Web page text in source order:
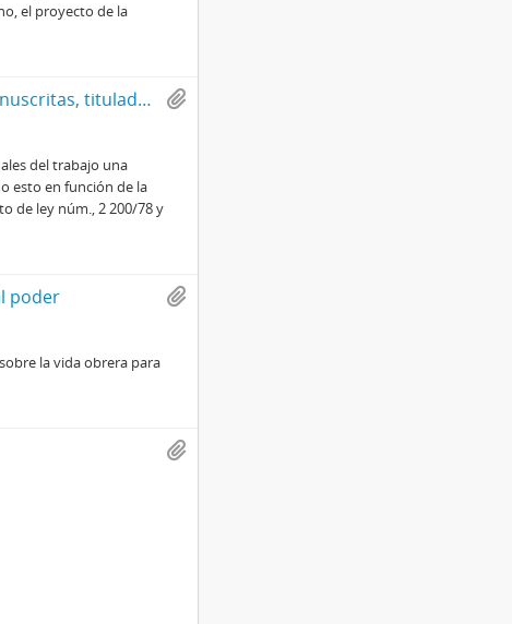
el proyecto de la
Documento informativo con inscripciones manuscritas, titulado Efectos de la nueva legislación laboral, a cargo de la División de comunicación social (DINACOS)
del trabajo una
esto en función de la
de ley núm., 2 200/78 y
poder
la vida obrera para